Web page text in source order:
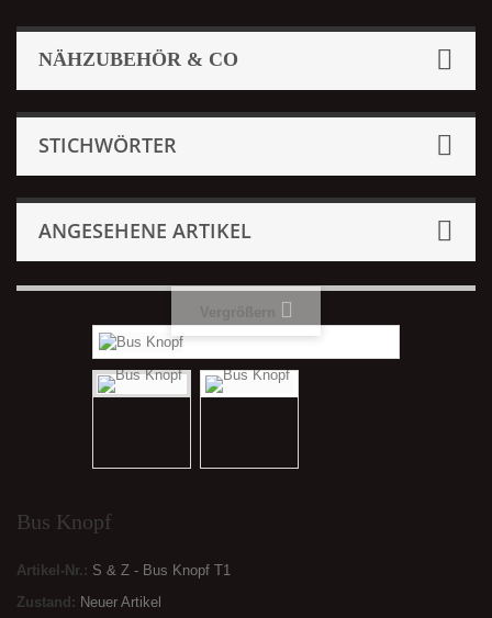
NÄHZUBEHÖR & CO
STICHWÖRTER
ANGESEHENE ARTIKEL
Bus Knopf
Artikel-Nr.: S & Z - Bus Knopf T1
Zustand: Neuer Artikel